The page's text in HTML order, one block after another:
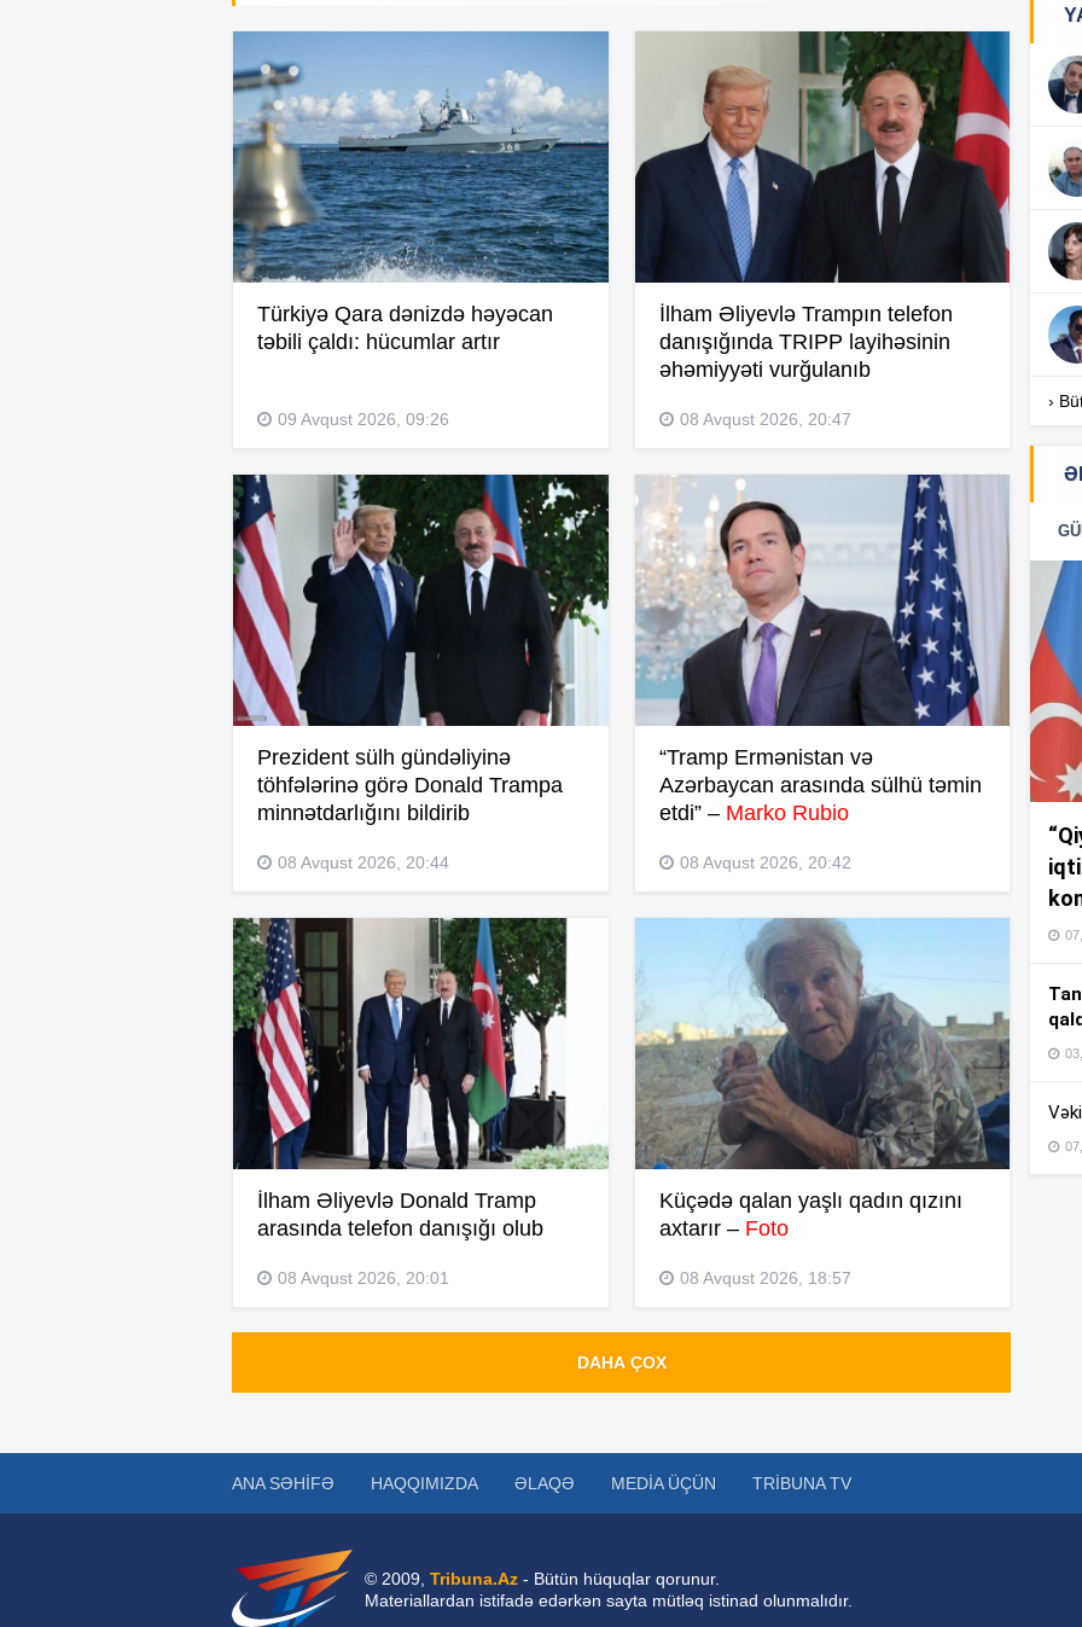
Türkiyə Qara dənizdə həyəcan
təbili çaldı: hücumlar artır
09 Avqust 2026, 09:26
İlham Əliyevlə Trampın telefon
danışığında TRIPP layihəsinin
əhəmiyyəti vurğulanıb
08 Avqust 2026, 20:47
Prezident sülh gündəliyinə
töhfələrinə görə Donald Trampa
minnətdarlığını bildirib
08 Avqust 2026, 20:44
“Tramp Ermənistan və
Azərbaycan arasında sülhü təmin
etdi” – Marko Rubio
08 Avqust 2026, 20:42
İlham Əliyevlə Donald Tramp
arasında telefon danışığı olub
08 Avqust 2026, 20:01
Küçədə qalan yaşlı qadın qızını
axtarır – Foto
08 Avqust 2026, 18:57
DAHA ÇOX
›
ANA SƏHIFƏ HAQQIMIZDA ƏLAQƏ MEDIA ÜÇÜN TRIBUNA TV
© 2009, Tribuna.Az - Bütün hüquqlar qorunur.
Materiallardan istifadə edərkən sayta mütləq istinad olunmalıdır.